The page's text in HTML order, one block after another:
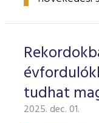
tudhat
2025. dec. 01.